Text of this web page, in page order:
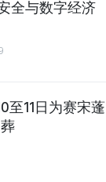
全与数字经济
至11日为赛宋蓬